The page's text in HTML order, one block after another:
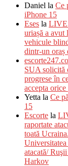
Daniel la Ce
iPhone 15
Eses la LIVE
uriașă a
vehicule
dintr-un oraș
SUA solicită
progrese în
accepta
Yetta la Ce
15
Escorte la
raportate
toată
atacată/
Harkov